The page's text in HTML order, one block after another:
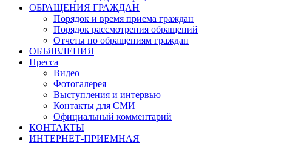
ОБРАЩЕНИЯ ГРАЖДАН
Порядок и время приема граждан
Порядок рассмотрения обращений
Отчеты по обращениям граждан
ОБЪЯВЛЕНИЯ
Пресса
Видео
Фотогалерея
Выступления и интервью
Контакты для СМИ
Официальный комментарий
КОНТАКТЫ
ИНТЕРНЕТ-ПРИЕМНАЯ